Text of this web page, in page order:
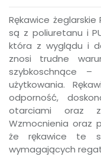
Rękawice żeglarskie
są z poliuretanu i
która z wyglądu i
znosi trudne
szybkoschnące –
użytkowania.
odporność,
otarciami oraz
Wzmocnienia oraz
że rękawice te
wymagających